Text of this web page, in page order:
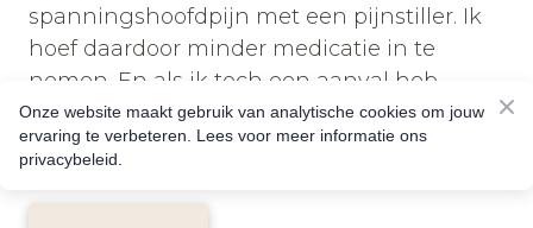
spanningshoofdpijn met een pijnstiller. Ik
hoef daardoor minder medicatie in te
nemen. En als ik toch een aanval heb,
duurt deze veel korter. Een ontzettend fijne
verbetering!"
Onze website maakt gebruik van analytische cookies om jouw
ervaring te verbeteren. Lees voor meer informatie ons
privacybeleid.